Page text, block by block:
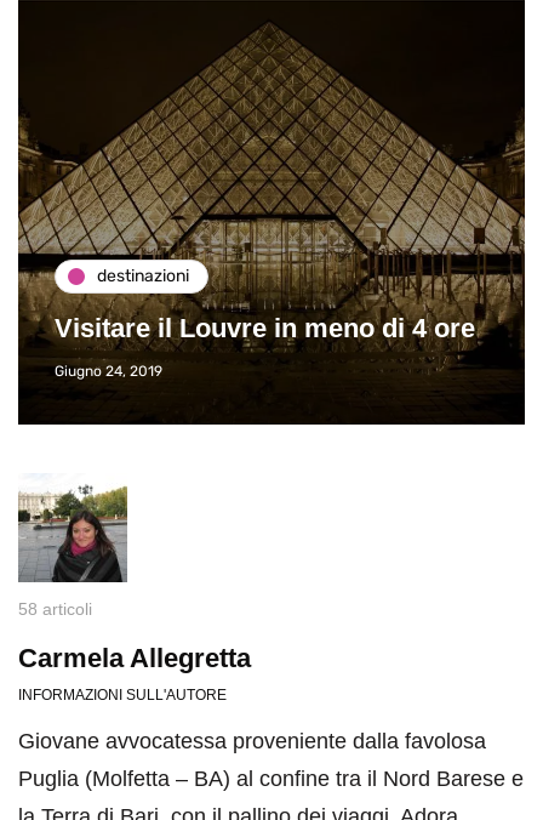
destinazioni
Visitare il Louvre in meno di 4 ore
Giugno 24, 2019
58 articoli
Carmela Allegretta
INFORMAZIONI SULL'AUTORE
Giovane avvocatessa proveniente dalla favolosa
Puglia (Molfetta – BA) al confine tra il Nord Barese e